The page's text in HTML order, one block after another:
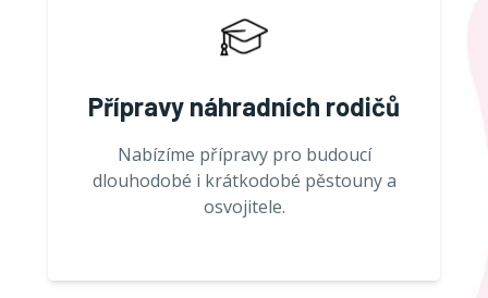
Přípravy náhradních rodičů
Nabízíme přípravy pro budoucí
dlouhodobé i krátkodobé pěstouny a
osvojitele.